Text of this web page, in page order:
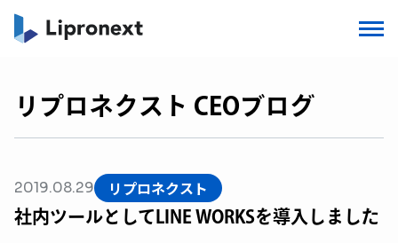
リプロネクスト CEOブログ
2019.08.29 リプロネクスト
社内ツールとしてLINE WORKSを導入しました